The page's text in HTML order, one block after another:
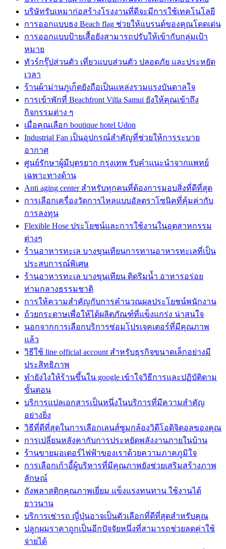
บริษัทรับเหมาก่อสร้างโรงงานที่ดีจะมีการใช้เทคโนโลยี
การออกแบบธง Beach flag ช่วยให้แบรนด์ของคุณโดดเด่น
การออกแบบป้ายเสื้อยังสามารถปรับให้เข้ากับกลุ่มเป้า
หมาย
ทัวร์กรุ๊ปส่วนตัว เที่ยวแบบส่วนตัว ปลอดภัย และประหยัด
เวลา
ร้านผ้าม่านภูเก็ตยังถือเป็นแหล่งรวมแรงบันดาลใจ
การเข้าพักที่ Beachfront Villa Samui ยังให้คุณเข้าถึง
กิจกรรมต่าง ๆ
เมื่อคุณเลือก boutique hotel Udon
Industrial Fan เป็นอุปกรณ์สำคัญที่ช่วยให้การระบาย
อากาศ
ศูนย์รักษาผู้มีบุตรยาก กรุงเทพ รับคำแนะนำจากแพทย์
เฉพาะทางด้าน
Anti aging center สำหรับทุกคนที่ต้องการมอบสิ่งที่ดีที่สุด
การเลือกเครื่องวัดการไหลแบบอัลตราโซนิคที่คุ้มค่ากับ
การลงทุน
Flexible Hose ประโยชน์และการใช้งานในอุตสาหกรรม
ต่างๆ
ร้านอาหารทะเล บางขุนเทียนการทานอาหารทะเลที่เป็น
ประสบการณ์พิเศษ
ร้านอาหารทะเล บางขุนเทียน ติดริมน้ำ อาหารอร่อย
ท่ามกลางธรรมชาติ
การให้ความสำคัญกับการคำนวณผลประโยชน์พนักงาน
ถ้วยกระดาษเพื่อให้ได้ผลิตภัณฑ์ที่แข็งแกร่ง น่าสนใจ
นอกจากการเลือกบริการซ่อมโปรเจคเตอร์ที่มีคุณภาพ
แล้ว
วิธีใช้ line official account สำหรับธุรกิจขนาดเล็กอย่างมี
ประสิทธิภาพ
ทํายังไงให้ร้านขึ้นใน google เข้าใจวิธีการและปฏิบัติตาม
ขั้นตอน
บริการแปลเอกสารเป็นหนึ่งในบริการที่มีความสำคัญ
อย่างยิ่ง
วิธีที่ดีที่สุดในการเลือกเลนส์ซูมกล้องวิดีโอดิจิตอลของคุณ
การเปลี่ยนหลังคากับการประหยัดพลังงานภายในบ้าน
ร้านขายมอเตอร์ไฟฟ้าของเราด้วยความภาคภูมิใจ
การเลือกเก้าอี้ผู้บริหารที่มีคุณภาพยังช่วยเสริมสร้างภาพ
ลักษณ์
ถังพลาสติกคุณภาพเยี่ยม แข็งแรงทนทาน ใช้งานได้
ยาวนาน
บริการเช่ารถ ญี่ปุ่นอาจเป็นตัวเลือกที่ดีที่สุดสำหรับคุณ
ปลูกผมราคาถูกเป็นอีกปัจจัยหนึ่งที่สามารถช่วยลดค่าใช้
จ่ายได้